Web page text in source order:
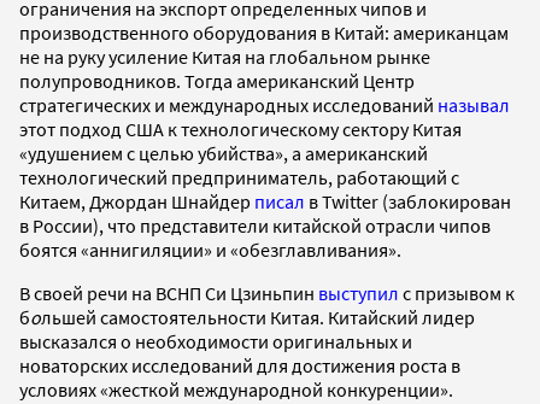
ограничения на экспорт определенных чипов и
производственного оборудования в Китай: американцам
не на руку усиление Китая на глобальном рынке
полупроводников. Тогда американский Центр
стратегических и международных исследований называл
этот подход США к технологическому сектору Китая
«удушением с целью убийства», а американский
технологический предприниматель, работающий с
Китаем, Джордан Шнайдер писал в Twitter (заблокирован
в России), что представители китайской отрасли чипов
боятся «аннигиляции» и «обезглавливания».
В своей речи на ВСНП Си Цзиньпин выступил с призывом к
большей самостоятельности Китая. Китайский лидер
высказался о необходимости оригинальных и
новаторских исследований для достижения роста в
условиях «жесткой международной конкуренции».